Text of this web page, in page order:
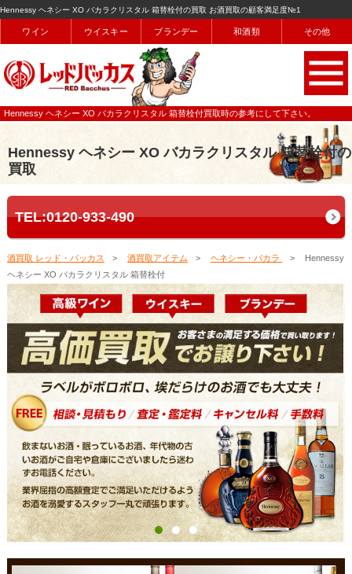
Hennessy ヘネシー XO バカラクリスタル 箱替栓付の買取 お酒買取の顧客満足度№1
ワイン ウイスキー ブランデー 和酒類 その他
Hennessy ヘネシー XO バカラクリスタル 箱替栓付買取時の参考にして下さい。
Hennessy ヘネシー XO バカラクリスタル 箱替栓付の
買取
TEL:0120-933-490
酒買取 レッド・バッカス 酒買取アイテム ヘネシー・バカラ
Hennessy
ヘネシー XO バカラクリスタル 箱替栓付